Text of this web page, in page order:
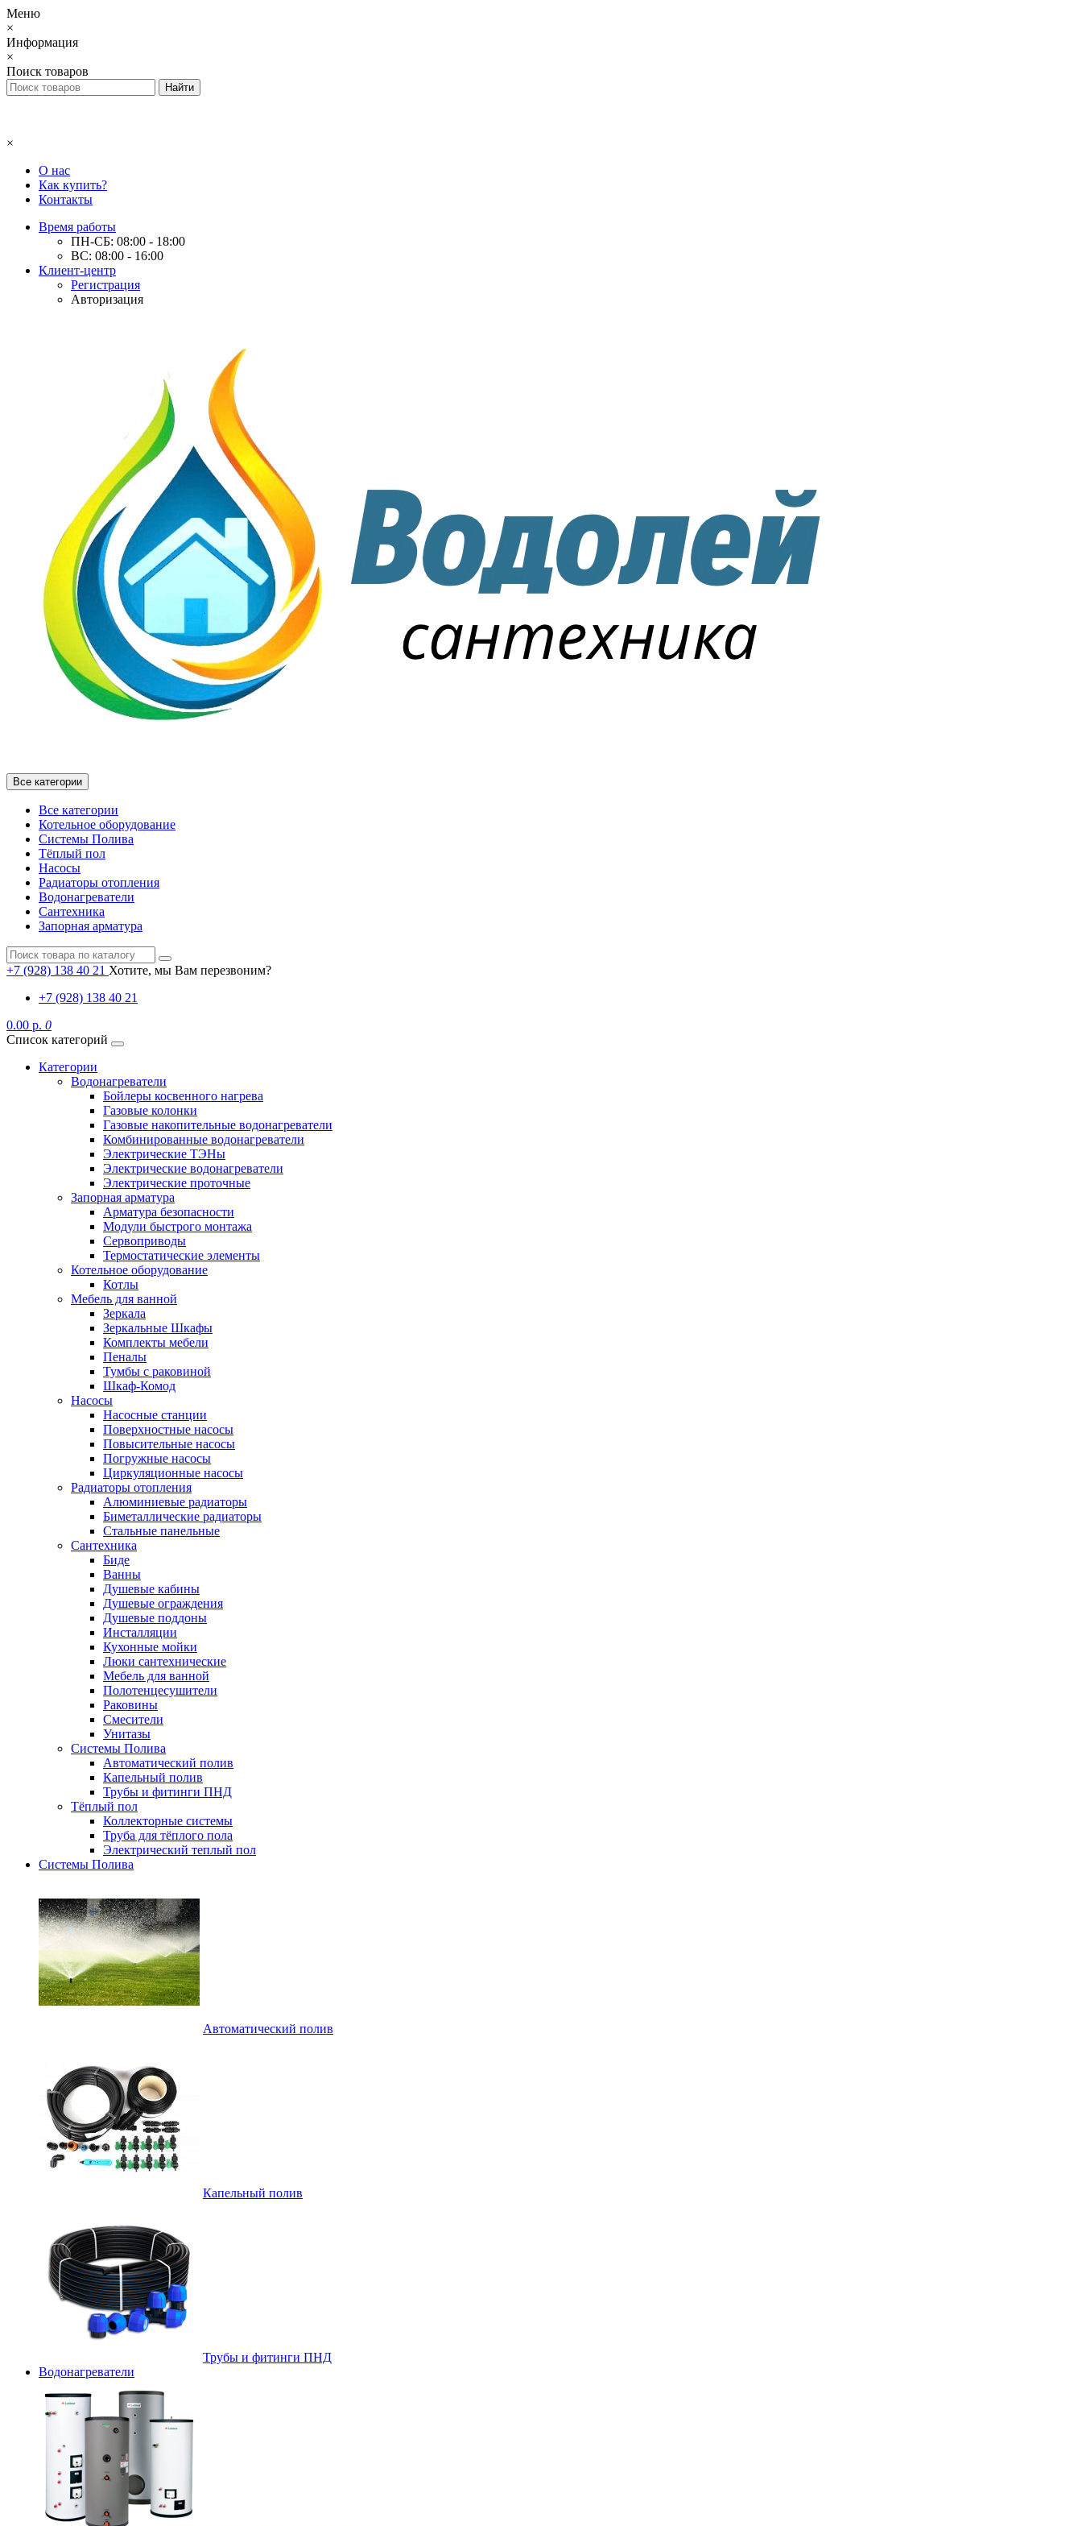
Меню
×
Информация
×
Поиск товаров
×
О нас
Как купить?
Контакты
Время работы
ПН-СБ: 08:00 - 18:00
ВС: 08:00 - 16:00
Клиент-центр
Регистрация
Авторизация
Все категории
Все категории
Котельное оборудование
Системы Полива
Тёплый пол
Насосы
Радиаторы отопления
Водонагреватели
Сантехника
Запорная арматура
+7 (928) 138 40 21 Хотите, мы Вам перезвоним?
+7 (928) 138 40 21
0.00 р. 0
Список категорий
Категории
Водонагреватели
Бойлеры косвенного нагрева
Газовые колонки
Газовые накопительные водонагреватели
Комбинированные водонагреватели
Электрические ТЭНы
Электрические водонагреватели
Электрические проточные
Запорная арматура
Арматура безопасности
Модули быстрого монтажа
Сервоприводы
Термостатические элементы
Котельное оборудование
Котлы
Мебель для ванной
Зеркала
Зеркальные Шкафы
Комплекты мебели
Пеналы
Тумбы с раковиной
Шкаф-Комод
Насосы
Насосные станции
Поверхностные насосы
Повысительные насосы
Погружные насосы
Циркуляционные насосы
Радиаторы отопления
Алюминиевые радиаторы
Биметаллические радиаторы
Стальные панельные
Сантехника
Биде
Ванны
Душевые кабины
Душевые ограждения
Душевые поддоны
Инсталляции
Кухонные мойки
Люки сантехнические
Мебель для ванной
Полотенцесушители
Раковины
Смесители
Унитазы
Системы Полива
Автоматический полив
Капельный полив
Трубы и фитинги ПНД
Тёплый пол
Коллекторные системы
Труба для тёплого пола
Электрический теплый пол
Системы Полива
Автоматический полив
Капельный полив
Трубы и фитинги ПНД
Водонагреватели